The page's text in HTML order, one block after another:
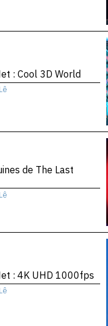
: Cool 3D World
de The Last
: 4K UHD 1000fps